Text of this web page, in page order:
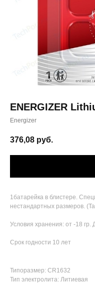
ENERGIZER
Energizer
376,08 руб.
1батарейка в блистере.
нестандартных размеров.
Условия хранения: от -18 гр.
Срок годности 10 лет
Типоразмер: CR1632
Тип электролита: Литиевая